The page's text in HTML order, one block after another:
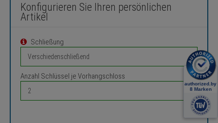
Konfigurieren Sie Ihren persönlichen
Artikel
Schließung
Anzahl Schlüssel je Vorhangschloss